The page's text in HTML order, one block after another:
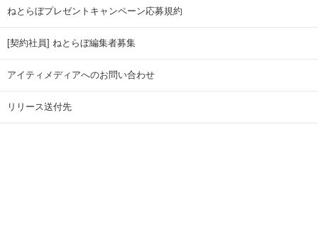
ねとらぼプレゼントキャンペーン応募規約
[契約社員] ねとらぼ編集者募集
アイティメディアへのお問い合わせ
リリース送付先